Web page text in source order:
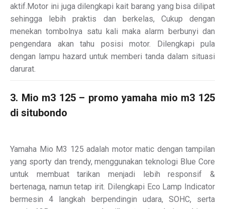
aktif.Motor ini juga dilengkapi kait barang yang bisa dilipat
sehingga lebih praktis dan berkelas, Cukup dengan
menekan tombolnya satu kali maka alarm berbunyi dan
pengendara akan tahu posisi motor. Dilengkapi pula
dengan lampu hazard untuk memberi tanda dalam situasi
darurat.
3. Mio m3 125 – promo yamaha mio m3 125
di situbondo
Yamaha Mio M3 125 adalah motor matic dengan tampilan
yang sporty dan trendy, menggunakan teknologi Blue Core
untuk membuat tarikan menjadi lebih responsif &
bertenaga, namun tetap irit. Dilengkapi Eco Lamp Indicator
bermesin 4 langkah berpendingin udara, SOHC, serta